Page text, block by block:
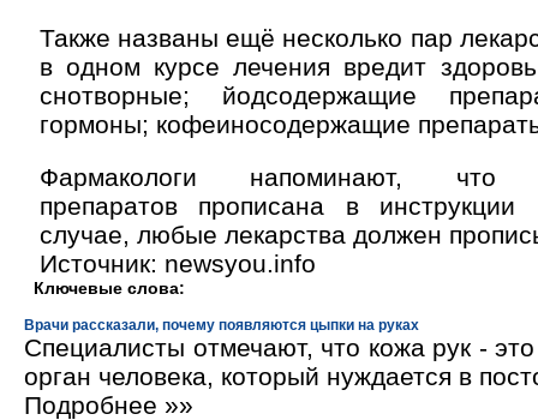
Также названы ещё несколько пар
в одном курсе лечения вредит
снотворные; йодсодержащие
гормоны; кофеиносодержащие
Фармакологи напоминают, что
препаратов прописана в
случае, любые лекарства должен
Источник: newsyou.info
Ключевые слова:
Врачи рассказали, почему появляются цыпки на руках
Специалисты отмечают, что кожа рук -
орган человека, который нуждается в
Подробнее »»